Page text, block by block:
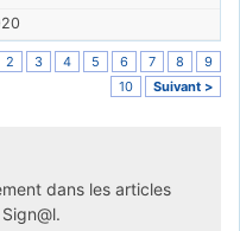
2 3 4 5 6 7 8
9
10
Suivant >
dans les articles